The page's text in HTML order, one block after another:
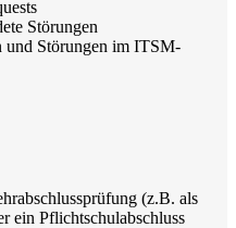
Störungen
und Störungen im ITSM-
(z.B. als
ein Pflichtschulabschluss